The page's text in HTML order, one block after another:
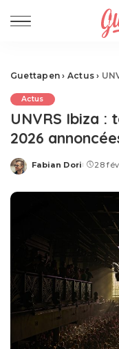
Guettapen › Actus ›
Actus
UNVRS Ibiza :
2026
Posted
Fabian Dori 28